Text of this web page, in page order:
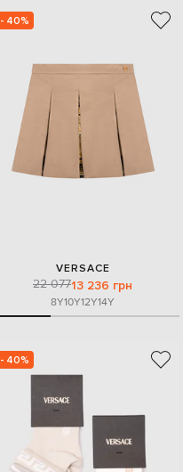
- 40%
VERSACE
22 07713 236 грн
8Y10Y12Y14Y
- 40%